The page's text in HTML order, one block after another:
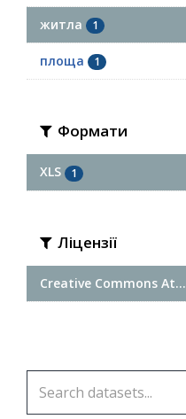
житла 1
площа 1
Формати
XLS 1
Ліцензії
Creative Commons At...